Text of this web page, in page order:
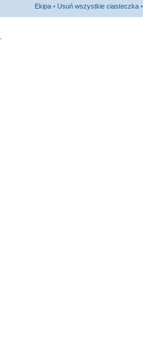
Ekipa • Usuń wszystkie ciasteczka